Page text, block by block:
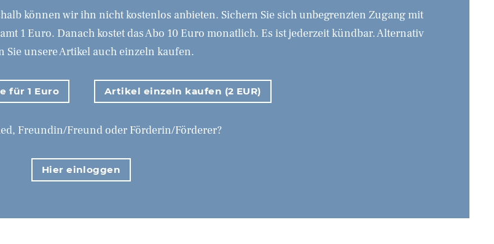
können wir ihn nicht kostenlos anbieten. Sichern Sie sich unbegrenzten Zugang mit
1 Euro. Danach kostet das Abo 10 Euro monatlich. Es ist jederzeit kündbar. Alternativ
Sie unsere Artikel auch einzeln kaufen.
für 1 Euro Artikel einzeln kaufen (2 EUR)
Freundin/Freund oder Förderin/Förderer?
Hier einloggen